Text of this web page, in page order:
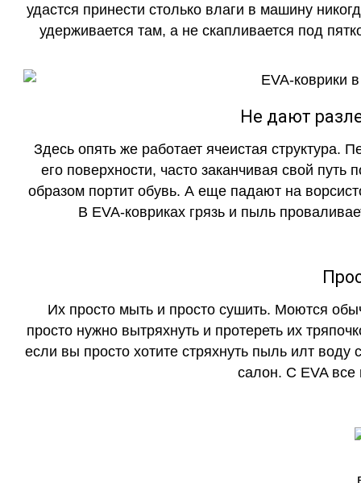
удастся принести столько влаги в машину
удерживается там, а не скапливается под
Не дают
Здесь опять же работает ячеистая структура.
его поверхности, часто заканчивая свой
образом портит обувь. А еще падают на
В EVA-ковриках грязь и пыль
Их просто мыть и просто сушить. Моются
просто нужно вытряхнуть и протереть их
если вы просто хотите стряхнуть пыль илт воду
салон. С EVA все